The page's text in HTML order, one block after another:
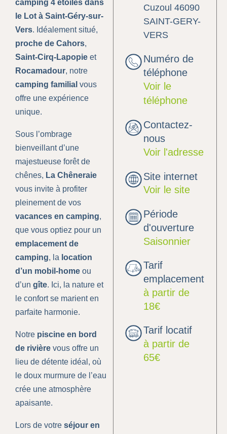
camping 4 étoiles dans
le Lot à Saint-Géry-sur-
Vers. Idéalement situé,
proche de Cahors,
Saint-Cirq-Lapopie et
Rocamadour, notre
camping familial vous
offre une expérience
unique.
Sous l’ombrage
bienveillant d’une
majestueuse forêt de
chênes, La Chêneraie
vous invite à profiter
pleinement de vos
vacances en camping,
que vous optiez pour un
emplacement de
camping, la location
d’un mobil-home ou
d’un gîte. Ici, la nature et
le confort se marient en
parfaite harmonie.
Notre piscine en bord
de rivière vous offre un
lieu de détente idéal, où
le doux murmure de l’eau
crée une atmosphère
apaisante.
Lors de votre séjour en
Cuzoul 46090
SAINT-GERY-
VERS
Numéro de
téléphone
Voir le
téléphone
Contactez-
nous
Voir l'adresse
Site internet
Voir le site
Période
d'ouverture
Saisonnier
Tarif
emplacement
à partir de
18€
Tarif locatif
à partir de
65€